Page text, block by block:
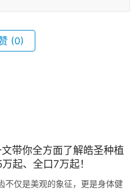
(0)
带你全方面了解皓圣种植
起、全口7万起！
不仅是美观的象征，更是身体健